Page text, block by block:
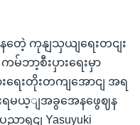
တေဲ့ ကုနျသှယျရေးတငျး
ဘာ့စီးပှားရေးမှာ
ရေးတိုးတကျအောငျ အရ
းရမယ့ျအခွအေနဖွေဈန
ာရှငျ Yasuyuki